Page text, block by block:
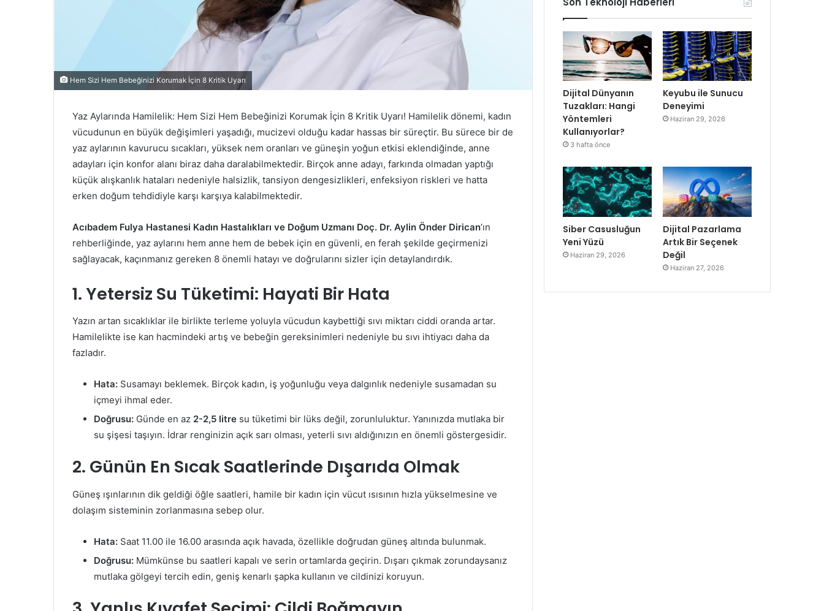
Hem Sizi Hem Bebeğinizi Korumak İçin 8 Kritik Uyarı
Yaz Aylarında Hamilelik: Hem Sizi Hem Bebeğinizi Korumak İçin 8 Kritik Uyarı! Hamilelik dönemi, kadın
vücudunun en büyük değişimleri yaşadığı, mucizevi olduğu kadar hassas bir süreçtir. Bu sürece bir de
yaz aylarının kavurucu sıcakları, yüksek nem oranları ve güneşin yoğun etkisi eklendiğinde, anne
adayları için konfor alanı biraz daha daralabilmektedir. Birçok anne adayı, farkında olmadan yaptığı
küçük alışkanlık hataları nedeniyle halsizlik, tansiyon dengesizlikleri, enfeksiyon riskleri ve hatta
erken doğum tehdidiyle karşı karşıya kalabilmektedir.
Acıbadem Fulya Hastanesi Kadın Hastalıkları ve Doğum Uzmanı Doç. Dr. Aylin Önder Dirican’ın
rehberliğinde, yaz aylarını hem anne hem de bebek için en güvenli, en ferah şekilde geçirmenizi
sağlayacak, kaçınmanız gereken 8 önemli hatayı ve doğrularını sizler için detaylandırdık.
1. Yetersiz Su Tüketimi: Hayati Bir Hata
Yazın artan sıcaklıklar ile birlikte terleme yoluyla vücudun kaybettiği sıvı miktarı ciddi oranda artar.
Hamilelikte ise kan hacmindeki artış ve bebeğin gereksinimleri nedeniyle bu sıvı ihtiyacı daha da
fazladır.
Hata: Susamayı beklemek. Birçok kadın, iş yoğunluğu veya dalgınlık nedeniyle susamadan su
içmeyi ihmal eder.
Doğrusu: Günde en az 2-2,5 litre su tüketimi bir lüks değil, zorunluluktur. Yanınızda mutlaka bir
su şişesi taşıyın. İdrar renginizin açık sarı olması, yeterli sıvı aldığınızın en önemli göstergesidir.
2. Günün En Sıcak Saatlerinde Dışarıda Olmak
Güneş ışınlarının dik geldiği öğle saatleri, hamile bir kadın için vücut ısısının hızla yükselmesine ve
dolaşım sisteminin zorlanmasına sebep olur.
Hata: Saat 11.00 ile 16.00 arasında açık havada, özellikle doğrudan güneş altında bulunmak.
Doğrusu: Mümkünse bu saatleri kapalı ve serin ortamlarda geçirin. Dışarı çıkmak zorundaysanız
mutlaka gölgeyi tercih edin, geniş kenarlı şapka kullanın ve cildinizi koruyun.
Dijital Dünyanın
Tuzakları: Hangi
Yöntemleri
Kullanıyorlar?
3 hafta önce
Keyubu ile Sunucu
Deneyimi
Haziran 29, 2026
Siber Casusluğun
Yeni Yüzü
Haziran 29, 2026
Dijital Pazarlama
Artık Bir Seçenek
Değil
Haziran 27, 2026